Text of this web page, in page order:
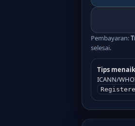
Pembayaran:
selesai.
Tips
ICANN/